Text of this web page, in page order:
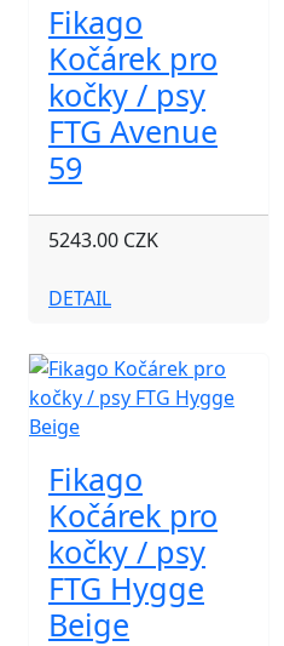
Fikago
Kočárek pro
kočky / psy
FTG Avenue
59
5243.00 CZK
DETAIL
Fikago
Kočárek pro
kočky / psy
FTG Hygge
Beige